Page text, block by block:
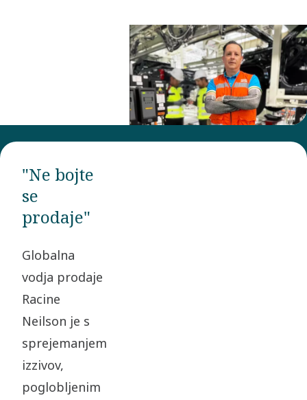
"Ne bojte
se
prodaje"
Globalna
vodja prodaje
Racine
Neilson je s
sprejemanjem
izzivov,
poglobljenim